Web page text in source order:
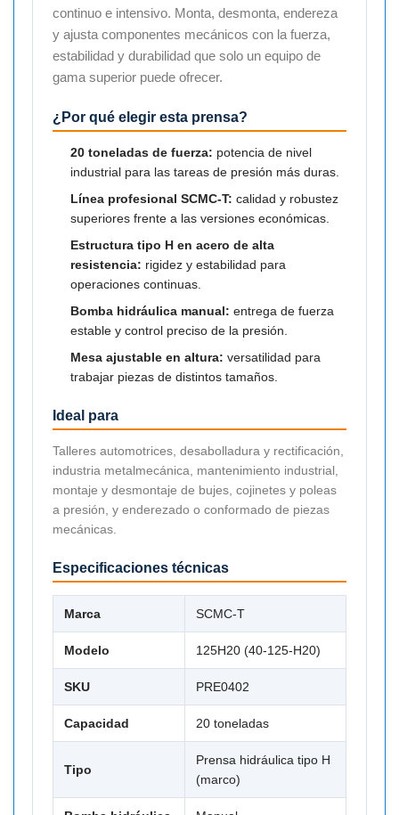
continuo e intensivo. Monta, desmonta, endereza
y ajusta componentes mecánicos con la fuerza,
estabilidad y durabilidad que solo un equipo de
gama superior puede ofrecer.
¿Por qué elegir esta prensa?
20 toneladas de fuerza: potencia de nivel
industrial para las tareas de presión más duras.
Línea profesional SCMC-T: calidad y robustez
superiores frente a las versiones económicas.
Estructura tipo H en acero de alta
resistencia: rigidez y estabilidad para
operaciones continuas.
Bomba hidráulica manual: entrega de fuerza
estable y control preciso de la presión.
Mesa ajustable en altura: versatilidad para
trabajar piezas de distintos tamaños.
Ideal para
Talleres automotrices, desabolladura y rectificación,
industria metalmecánica, mantenimiento industrial,
montaje y desmontaje de bujes, cojinetes y poleas
a presión, y enderezado o conformado de piezas
mecánicas.
Especificaciones técnicas
Marca SCMC-T
Modelo 125H20 (40-125-H20)
SKU PRE0402
Capacidad 20 toneladas
Tipo
Prensa hidráulica tipo H
(marco)